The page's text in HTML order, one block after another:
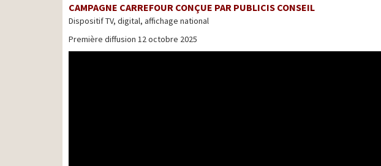
CAMPAGNE CARREFOUR CONÇUE PAR PUBLICIS CONSEIL
Dispositif TV, digital, affichage national
Première diffusion 12 octobre 2025